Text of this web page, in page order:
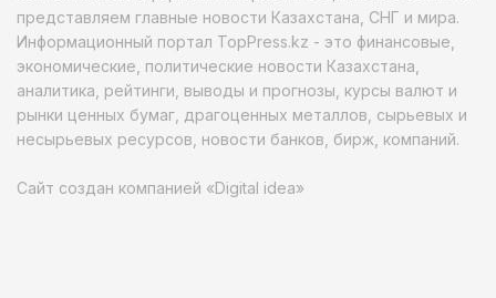
представляем главные новости Казахстана, СНГ и мира.
Информационный портал TopPress.kz - это финансовые,
экономические, политические новости Казахстана,
аналитика, рейтинги, выводы и прогнозы, курсы валют и
рынки ценных бумаг, драгоценных металлов, сырьевых и
несырьевых ресурсов, новости банков, бирж, компаний.
Сайт создан компанией «Digital idea»